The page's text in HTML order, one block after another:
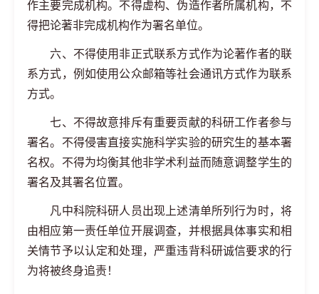
作主要完成机构。不得虚构、伪造作者所属机构，不
得把论著非完成机构作为署名单位。
六、不得使用非正式联系方式作为论著作者的联
系方式，例如使用公众邮箱等社会通讯方式作为联系
方式。
七、不得故意排斥有重要贡献的科研工作者参与
署名。不得侵害直接实施科学实验的研究生的基本署
名权。不得为均衡其他非学术利益而随意调整学生的
署名及其署名位置。
凡中科院科研人员出现上述清单所列行为时，将
由相应第一责任单位开展调查，并根据具体事实和相
关情节予以认定和处理，严重违背科研诚信要求的行
为将被终身追责！